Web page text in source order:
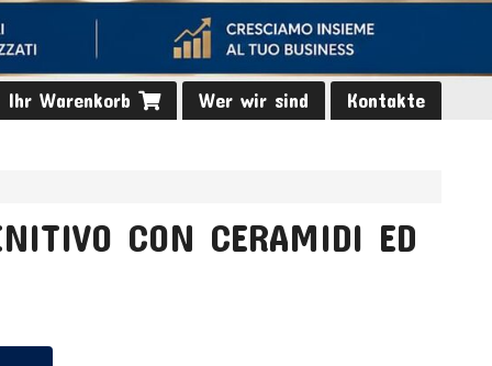
Ihr Warenkorb Wer wir sind Kontakte
CON CERAMIDI ED